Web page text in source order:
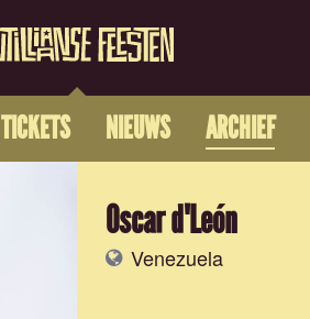
TICKETS NIEUWS ARCHIEF
Oscar d'León
Venezuela